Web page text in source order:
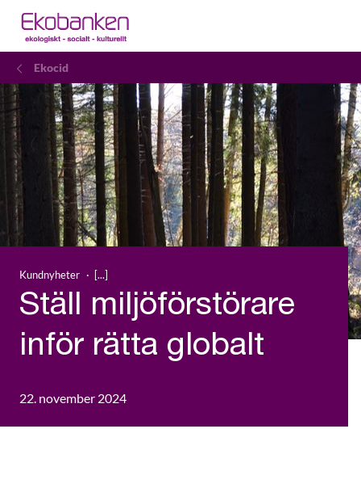
Ekocid
Kundnyheter
Ställ miljöförstörare
inför rätta globalt
22. november 2024